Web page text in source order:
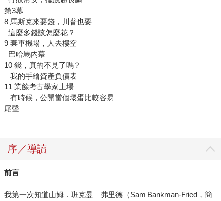
第3幕
8 馬斯克來要錢，川普也要
這麼多錢該怎麼花？
9 棄車機場，人去樓空
巴哈馬內幕
10 錢，真的不見了嗎？
我的手繪資產負債表
11 業餘考古學家上場
有時候，公開當個壞蛋比較容易
尾聲
序／導讀
前言
我第一次知道山姆．班克曼—弗里德（Sam Bankman-Fried，簡